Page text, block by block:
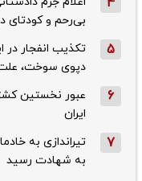
بی‌رحم و کودتای دی‌ ۱۴۰۴ و جنگ
5
تکذیب ‌انفجار در
دپوی سوخت،
6
عبور نخستین
ایران
7
تیراندازی به
به شهادت رسید